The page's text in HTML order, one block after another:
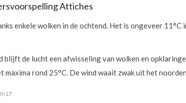
Attiches
enkele wolken in de ochtend. Het is ongeveer
blijft de lucht een afwisseling van wolken en
maxima rond 25°C. De wind waait zwak uit het